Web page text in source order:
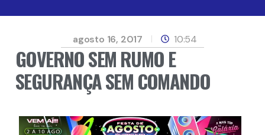
agosto 16, 2017 10:54
GOVERNO SEM RUMO E
SEGURANÇA SEM COMANDO